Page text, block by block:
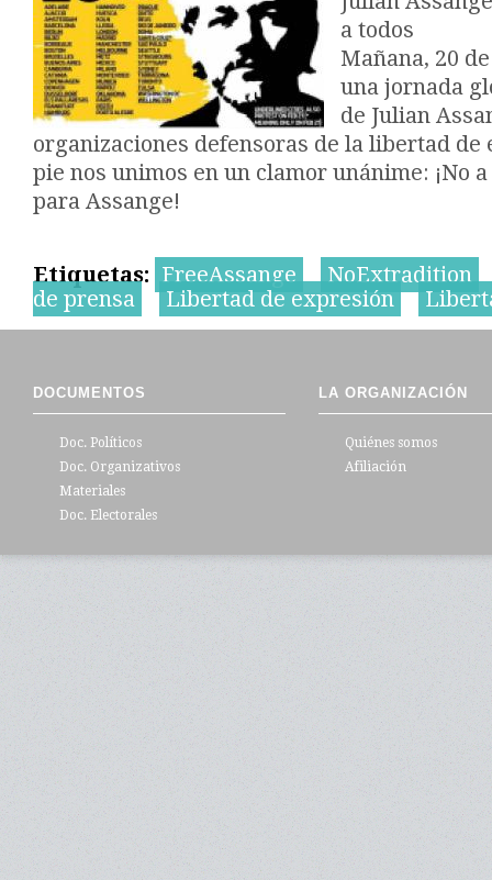
a todos
Mañana, 20
una jornada
de Julian
organizaciones defensoras de la libertad de
pie nos unimos en un clamor unánime: ¡No
para Assange!
Etiquetas: FreeAssange
NoExtradition
de prensa
Libertad de expresión
DOCUMENTOS
Doc. Políticos
Doc. Organizativos
Materiales
Doc. Electorales
LA ORGANIZACIÓN
Quiénes somos
Afiliación